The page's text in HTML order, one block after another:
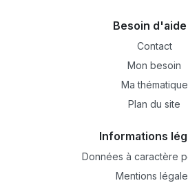
Besoin d'aide
Contact
Mon besoin
Ma thématique
Plan du site
Informations
Données à caractère
Mentions